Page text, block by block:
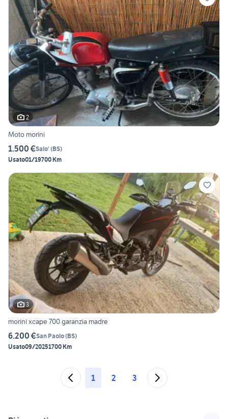
2
Moto morini
1.500 €Salo' (BS)
Usato01/19700 Km
3
morini xcape 700 garanzia madre
6.200 €San Paolo(BS)
Usato09/20251700 Km
1 2 3